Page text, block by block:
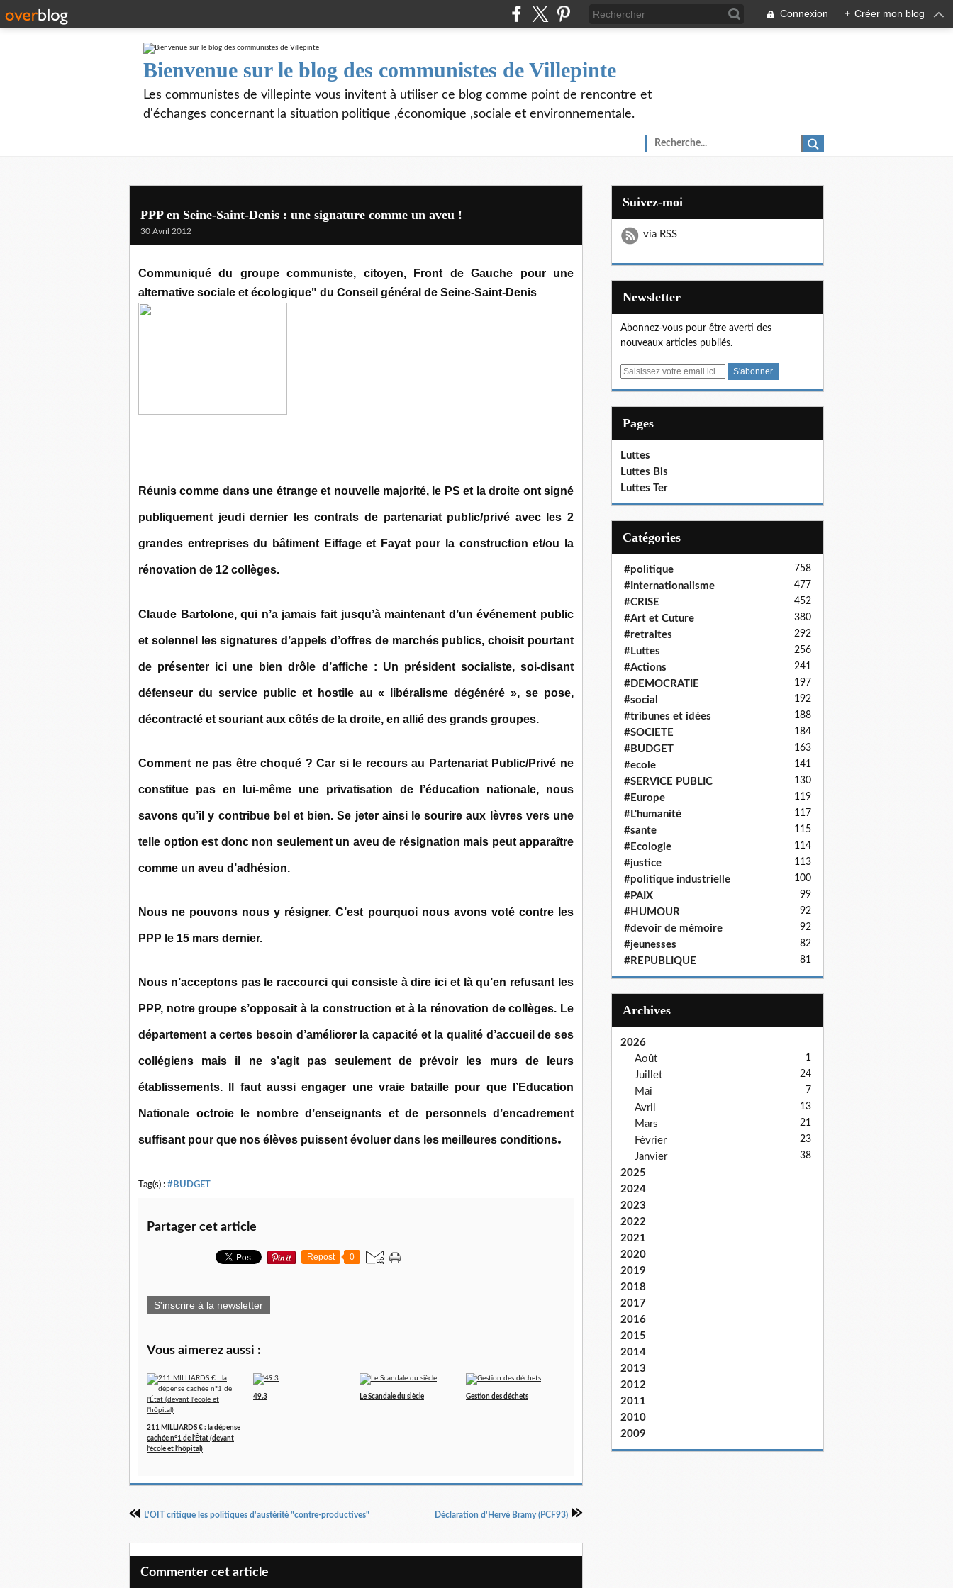
Connexion + Créer mon blog
Bienvenue sur le blog des communistes de Villepinte
Les communistes de villepinte vous invitent à utiliser ce blog comme point de rencontre et
d'échanges concernant la situation politique ,économique ,sociale et environnementale.
PPP en Seine-Saint-Denis : une signature comme un aveu !
30 Avril 2012
Communiqué du groupe communiste, citoyen, Front de Gauche pour une
alternative sociale et écologique" du Conseil général de Seine-Saint-Denis
Réunis comme dans une étrange et nouvelle majorité, le PS et la droite ont signé
publiquement jeudi dernier les contrats de partenariat public/privé avec les 2
grandes entreprises du bâtiment Eiffage et Fayat pour la construction et/ou la
rénovation de 12 collèges.
Claude Bartolone, qui n’a jamais fait jusqu’à maintenant d’un événement public
et solennel les signatures d’appels d’offres de marchés publics, choisit pourtant
de présenter ici une bien drôle d’affiche : Un président socialiste, soi-disant
défenseur du service public et hostile au « libéralisme dégénéré », se pose,
décontracté et souriant aux côtés de la droite, en allié des grands groupes.
Comment ne pas être choqué ? Car si le recours au Partenariat Public/Privé ne
constitue pas en lui-même une privatisation de l’éducation nationale, nous
savons qu’il y contribue bel et bien. Se jeter ainsi le sourire aux lèvres vers une
telle option est donc non seulement un aveu de résignation mais peut apparaître
comme un aveu d’adhésion.
Nous ne pouvons nous y résigner. C’est pourquoi nous avons voté contre les
PPP le 15 mars dernier.
Nous n’acceptons pas le raccourci qui consiste à dire ici et là qu’en refusant les
PPP, notre groupe s’opposait à la construction et à la rénovation de collèges. Le
département a certes besoin d’améliorer la capacité et la qualité d’accueil de ses
collégiens mais il ne s’agit pas seulement de prévoir les murs de leurs
établissements. Il faut aussi engager une vraie bataille pour que l’Education
Nationale octroie le nombre d’enseignants et de personnels d’encadrement
suffisant pour que nos élèves puissent évoluer dans les meilleures conditions.
Tag(s) : #BUDGET
Partager cet article
Repost 0
S'inscrire à la newsletter
Vous aimerez aussi :
211 MILLIARDS € : la dépense
cachée n°1 de l'État (devant
l'école et l'hôpital)
49.3 Le Scandale du siècle Gestion des déchets
L'OIT critique les politiques d'austérité "contre-productives" Déclaration d'Hervé Bramy (PCF93)
Commenter cet article
Suivez-moi
via RSS
Newsletter
Abonnez-vous pour être averti des
nouveaux articles publiés.
E
Pages
Luttes
Luttes Bis
Luttes Ter
Catégories
#politique 758
#Internationalisme 477
#CRISE 452
#Art et Cuture 380
#retraites 292
#Luttes 256
#Actions 241
#DEMOCRATIE 197
#social 192
#tribunes et idées 188
#SOCIETE 184
#BUDGET 163
#ecole 141
#SERVICE PUBLIC 130
#Europe 119
#L'humanité 117
#sante 115
#Ecologie 114
#justice 113
#politique industrielle 100
#PAIX 99
#HUMOUR 92
#devoir de mémoire 92
#jeunesses 82
#REPUBLIQUE 81
Archives
2026
Août
1
Juillet 24
Mai 7
Avril 13
Mars 21
Février 23
Janvier 38
2025
2024
2023
2022
2021
2020
2019
2018
2017
2016
2015
2014
2013
2012
2011
2010
2009